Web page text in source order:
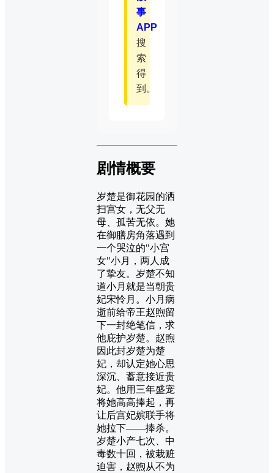
事
APP
搜
索
得
到。
剧情概要
岁楚是御花园的洒
扫宫女，无父无
母、孤苦无依。她
在御膳房角落遇到
一个哭泣的"小宫
女"小月，两人成
了挚友。岁楚不知
道小月就是当朝贵
妃宋怜月。小月病
逝前给帝王赵煦留
下一封绝笔信，求
他庇护岁楚。赵煦
因此封岁楚为楚
妃，却认定她心思
深沉、蓄意接近贵
妃。他用三年盛宠
将她高高捧起，再
让后宫妃嫔联手将
她拉下——捧杀。
岁楚小产七次、中
毒数十回，被栽赃
迫害，赵煦从不为